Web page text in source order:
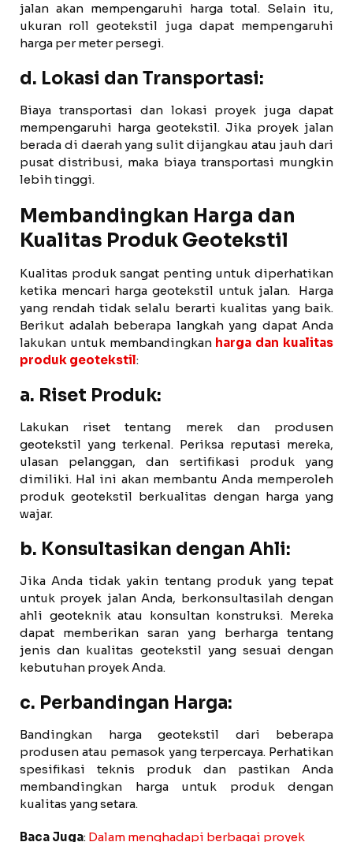
jalan akan mempengaruhi harga total. Selain itu,
ukuran roll geotekstil juga dapat mempengaruhi
harga per meter persegi.
d. Lokasi dan Transportasi:
Biaya transportasi dan lokasi proyek juga dapat
mempengaruhi harga geotekstil. Jika proyek jalan
berada di daerah yang sulit dijangkau atau jauh dari
pusat distribusi, maka biaya transportasi mungkin
lebih tinggi.
Membandingkan Harga dan
Kualitas Produk Geotekstil
Kualitas produk sangat penting untuk diperhatikan
ketika mencari harga geotekstil untuk jalan. Harga
yang rendah tidak selalu berarti kualitas yang baik.
Berikut adalah beberapa langkah yang dapat Anda
lakukan untuk membandingkan harga dan kualitas
produk geotekstil:
a. Riset Produk:
Lakukan riset tentang merek dan produsen
geotekstil yang terkenal. Periksa reputasi mereka,
ulasan pelanggan, dan sertifikasi produk yang
dimiliki. Hal ini akan membantu Anda memperoleh
produk geotekstil berkualitas dengan harga yang
wajar.
b. Konsultasikan dengan Ahli:
Jika Anda tidak yakin tentang produk yang tepat
untuk proyek jalan Anda, berkonsultasilah dengan
ahli geoteknik atau konsultan konstruksi. Mereka
dapat memberikan saran yang berharga tentang
jenis dan kualitas geotekstil yang sesuai dengan
kebutuhan proyek Anda.
c. Perbandingan Harga:
Bandingkan harga geotekstil dari beberapa
produsen atau pemasok yang terpercaya. Perhatikan
spesifikasi teknis produk dan pastikan Anda
membandingkan harga untuk produk dengan
kualitas yang setara.
Baca Juga: Dalam menghadapi berbagai proyek